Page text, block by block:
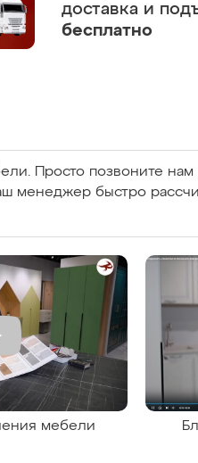
доставка и
бесплатно
Просто позвоните
менеджер быстро
мебели